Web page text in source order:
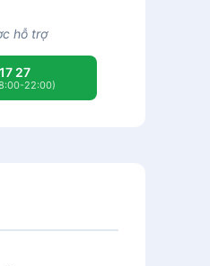
hỗ trợ
27
22:00)